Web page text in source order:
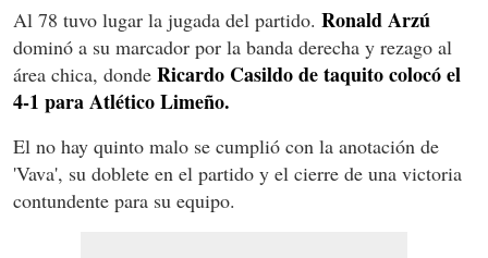
Al 78 tuvo lugar la jugada del partido. Ronald Arzú
dominó a su marcador por la banda derecha y rezago al
área chica, donde Ricardo Casildo de taquito colocó el
4-1 para Atlético Limeño.
El no hay quinto malo se cumplió con la anotación de
'Vava', su doblete en el partido y el cierre de una victoria
contundente para su equipo.